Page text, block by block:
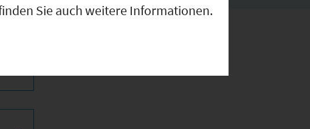
Sie auch weitere Informationen.